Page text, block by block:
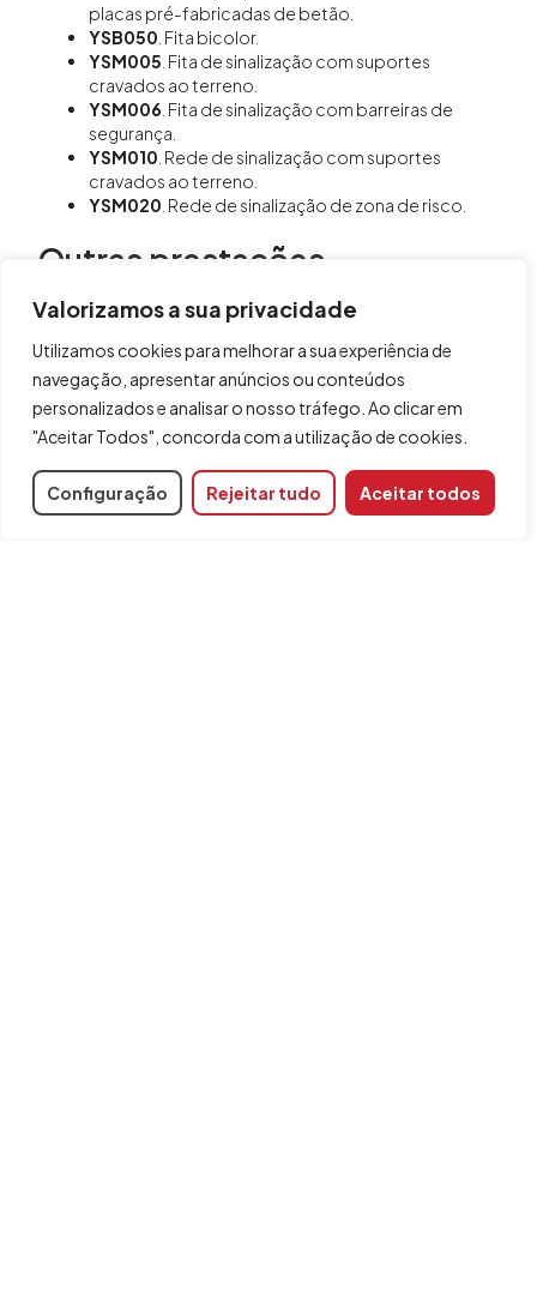
Valorizamos a sua privacidade
Utilizamos cookies para melhorar a sua experiência de
navegação, apresentar anúncios ou conteúdos
personalizados e analisar o nosso tráfego. Ao clicar em
"Aceitar Todos", concorda com a utilização de cookies.
Configuração Rejeitar tudo Aceitar todos
Partilhar
Código do módulo
placas pré-fabricadas de betão.
YSB050 . Fita bicolor.
YSM005 . Fita de sinalização com suportes
cravados ao terreno.
YSM006 . Fita de sinalização com barreiras de
segurança.
YSM010 . Rede de sinalização com suportes
cravados ao terreno.
YSM020 . Rede de sinalização de zona de risco.
Outras prestações
Existem vários módulos sobre os quais pode obter
Pormenores construtivos